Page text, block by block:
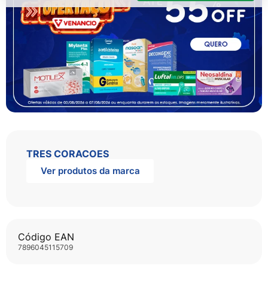
TRES CORACOES
Ver produtos da marca
Código EAN
7896045115709